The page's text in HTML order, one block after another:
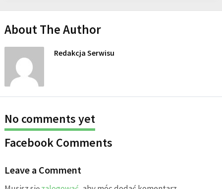
About The Author
Redakcja Serwisu
No comments yet
Facebook Comments
Leave a Comment